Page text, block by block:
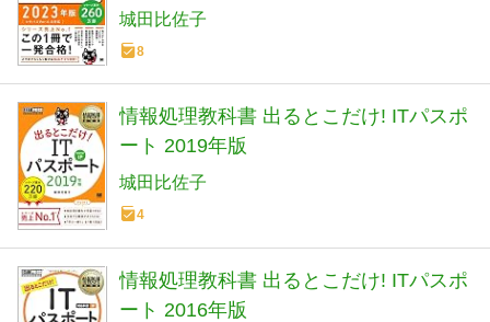
(EXAMPRESS)
城田比佐子
8
情報処理教科書 出るとこだけ! ITパスポ
ート 2019年版
城田比佐子
4
情報処理教科書 出るとこだけ! ITパスポ
ート 2016年版